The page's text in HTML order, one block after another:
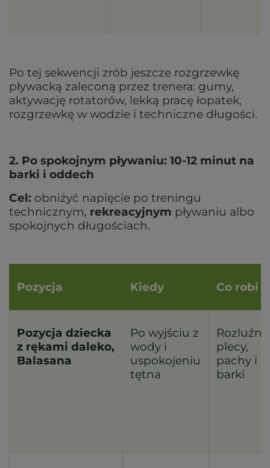
Po tej sekwencji zrób jeszcze rozgrzewkę
pływacką zaleconą przez trenera: gumy,
aktywację rotatorów, lekką pracę łopatek,
rozgrzewkę w wodzie i techniczne długości.
2. Po spokojnym pływaniu: 10-12 minut na
barki i oddech
Cel: obniżyć napięcie po treningu
technicznym, rekreacyjnym pływaniu albo
spokojnych długościach.
Pozycja Kiedy Co robi
Pozycja dziecka
z rękami daleko,
Balasana
Po wyjściu z
wody i
uspokojeniu
tętna
plecy,
pachy i
barki